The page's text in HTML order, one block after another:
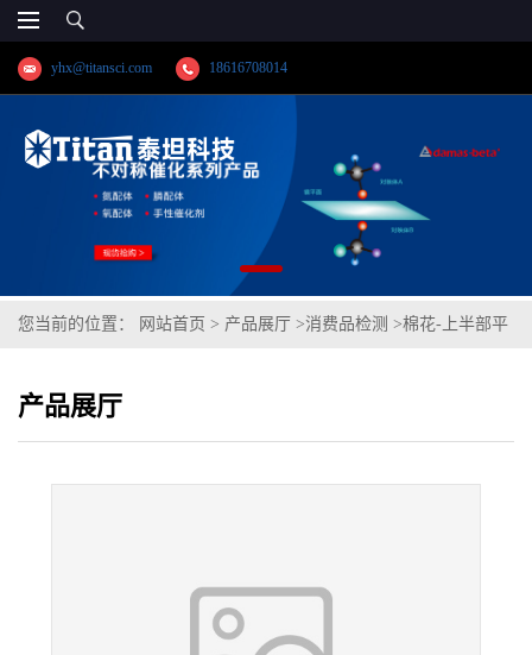
yhx@titansci.com 18616708014
您当前的位置： 网站首页 > 产品展厅 >消费品检测 >棉花-上半部平
产品展厅